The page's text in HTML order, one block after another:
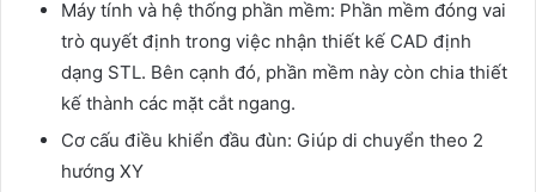
Máy tính và hệ thống phần mềm: Phần mềm đóng vai
trò quyết định trong việc nhận thiết kế CAD định
dạng STL. Bên cạnh đó, phần mềm này còn chia thiết
kế thành các mặt cắt ngang.
Cơ cấu điều khiển đầu đùn: Giúp di chuyển theo 2
hướng XY